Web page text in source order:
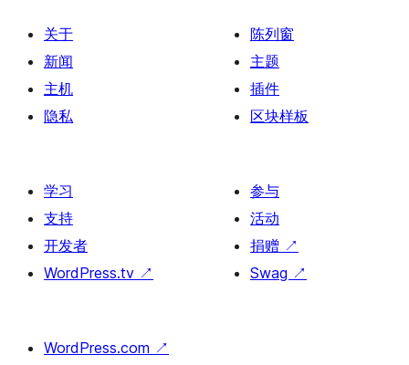
关于
新闻
主机
隐私
陈列窗
主题
插件
区块样板
学习
支持
开发者
WordPress.tv ↗
参与
活动
捐赠 ↗
Swag ↗
WordPress.com ↗